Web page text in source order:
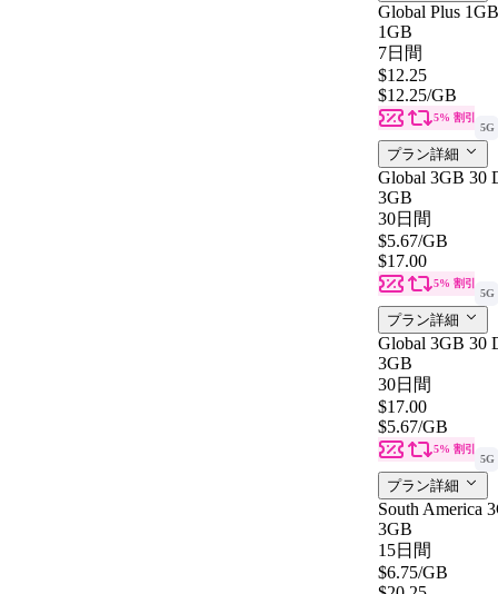
Global Plus
1GB
7日間
$12.25
$12.25/GB
5% 割引
5G
プラン詳細
Global 3GB 30
3GB
30日間
$5.67/GB
$17.00
5% 割引
5G
プラン詳細
Global 3GB 30
3GB
30日間
$17.00
$5.67/GB
5% 割引
5G
プラン詳細
South America
3GB
15日間
$6.75/GB